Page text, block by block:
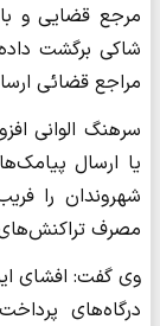
مرجع قضایی و
شاکی برگشت
مراجع قضائی
سرهنگ الوانی
یا ارسال
شهروندان را
مصرف تراکنش‌های
وی گفت: افشای
درگاه‌های